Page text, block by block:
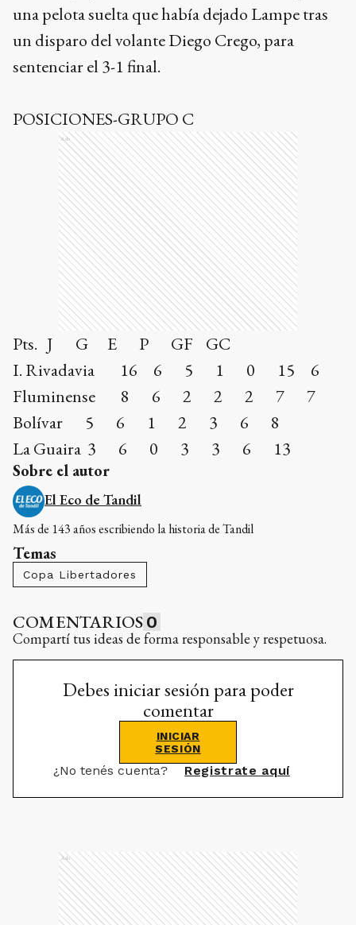
una pelota suelta que había dejado Lampe tras
un disparo del volante Diego Crego, para
sentenciar el 3-1 final.
POSICIONES-GRUPO C
Ads
Pts. J G E P GF GC
I. Rivadavia 16 6 5 1 0 15 6
Fluminense 8 6 2 2 2 7 7
Bolívar 5 6 1 2 3 6 8
La Guaira 3 6 0 3 3 6 13
Sobre el autor
El Eco de Tandil
Más de 143 años escribiendo la historia de Tandil
Temas
Copa Libertadores
COMENTARIOS 0
Compartí tus ideas de forma responsable y respetuosa.
Debes iniciar sesión para poder
comentar
INICIAR
SESIÓN
¿No tenés cuenta? Registrate aquí
Ads